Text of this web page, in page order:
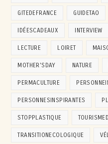
GITEDEFRANCE GUIDETAO
IDÉESCADEAUX INTERVIEW
LECTURE LOIRET
MOTHER'SDAY NATURE
PERMACULTURE
PERSONNESINSPIRANTES
STOPPLASTIQUE
TRANSITIONECOLOGIQUE